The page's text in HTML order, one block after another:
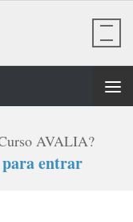
AVALIA?
entrar